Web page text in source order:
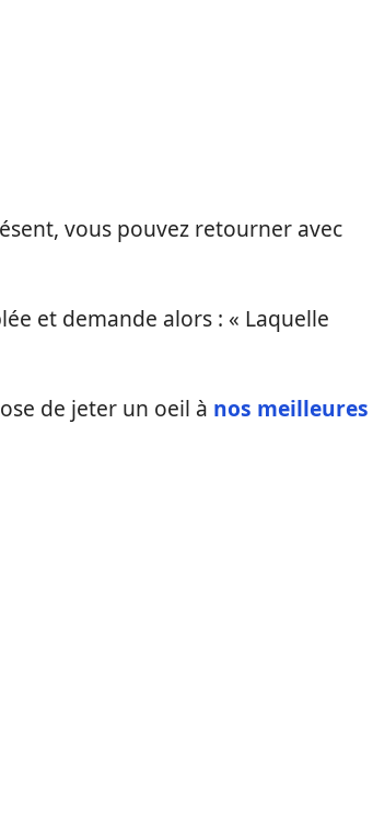
vous pouvez retourner avec
et demande alors : « Laquelle
de jeter un oeil à nos meilleures